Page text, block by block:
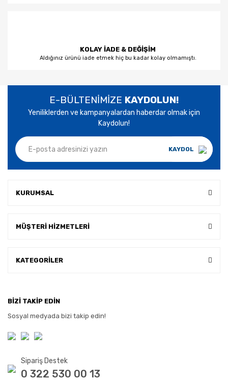
KOLAY İADE & DEĞİŞİM
Aldığınız ürünü iade etmek hiç bu kadar kolay olmamıştı.
E-BÜLTENİMİZE KAYDOLUN!
Yeniliklerden ve kampanyalardan haberdar olmak için
Kaydolun!
KAYDOL
KURUMSAL
MÜŞTERİ HİZMETLERİ
KATEGORİLER
BİZİ TAKİP EDİN
Sosyal medyada bizi takip edin!
Sipariş Destek
0 322 530 00 13